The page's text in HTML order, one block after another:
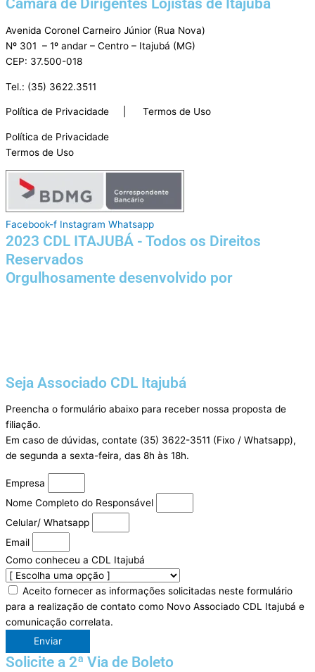
Câmara de Dirigentes Lojistas de Itajubá
Avenida Coronel Carneiro Júnior (Rua Nova)
Nº 301 – 1º andar – Centro – Itajubá (MG)
CEP: 37.500-018
Tel.: (35) 3622.3511
Política de Privacidade | Termos de Uso
Política de Privacidade
Termos de Uso
Facebook-f Instagram Whatsapp
2023 CDL ITAJUBÁ - Todos os Direitos
Reservados
Orgulhosamente desenvolvido por
Seja Associado CDL Itajubá
Preencha o formulário abaixo para receber nossa proposta de
filiação.
Em caso de dúvidas, contate (35) 3622-3511 (Fixo / Whatsapp),
de segunda a sexta-feira, das 8h às 18h.
Empresa
Nome Completo do Responsável
Celular/ Whatsapp
Email
Como conheceu a CDL Itajubá
Aceito fornecer as informações solicitadas neste formulário
para a realização de contato como Novo Associado CDL Itajubá e
comunicação correlata.
Enviar
Solicite a 2ª Via de Boleto